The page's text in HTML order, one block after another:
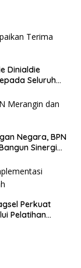
Dinialdie
Seluruh
Negara, BPN
Sinergi
Perkuat
Pelatihan